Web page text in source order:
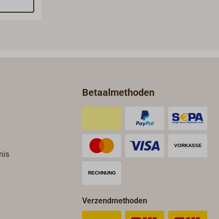
Betaalmethoden
Verzendmethoden